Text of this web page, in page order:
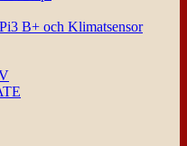
B+ och Klimatsensor